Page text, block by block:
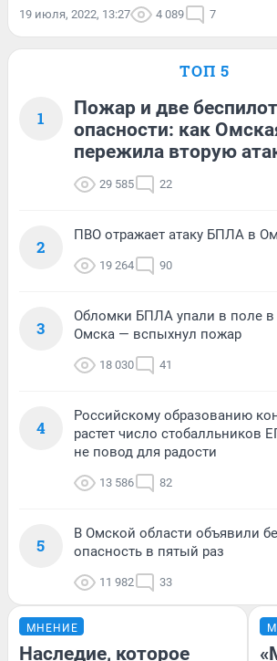
19 июля, 2022, 13:27 4 089 7
ТОП 5
1
Пожар и две
опасности: как
пережила вторую
29 585 22
2
ПВО отражает атаку БПЛА в
19 264 90
3
Обломки БПЛА упали в поле в
Омска — вспыхнул пожар
18 030 41
4
Российскому образованию
растет число стобалльников
не повод для радости
13 586 82
5
В Омской области объявили
опасность в пятый раз
11 982 33
МНЕНИЕ
Наследие, которое